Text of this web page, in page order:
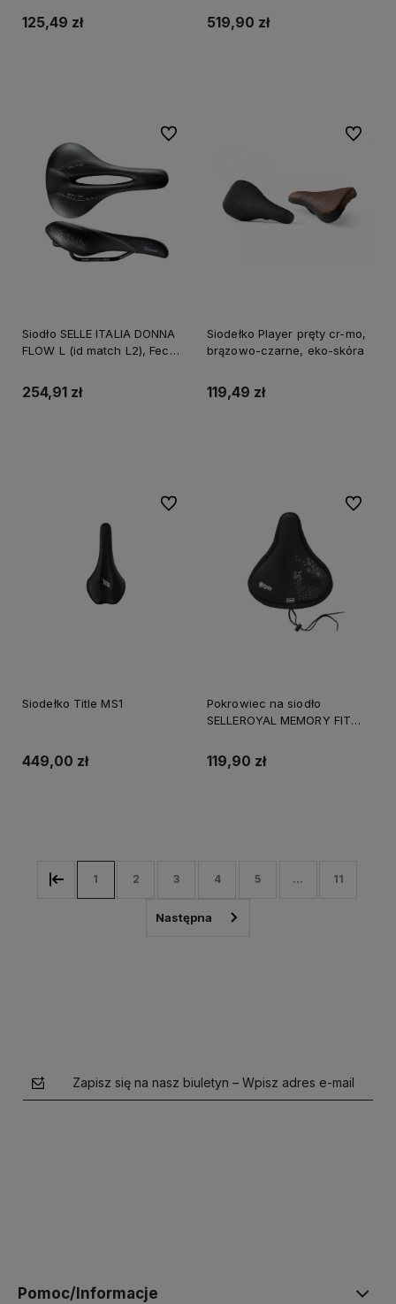
125,49 zł
Tek, Light Gel, 310g (NEW)
519,90 zł
Siodło SELLE ITALIA DONNA
FLOW L (id match L2), Fec
Gel, 345g (NEW)
254,91 zł
Do ulubionych
Siodełko Player pręty cr-mo,
brązowo-czarne, eko-skóra
119,49 zł
Do
Siodełko Title MS1
449,00 zł
Do ulubionych
Pokrowiec na siodło
SELLEROYAL MEMORY FIT
(NEW 2023)
119,90 zł
Do
1 2 3 4 5 ... 11
Zapisz się na nasz biuletyn – Wpisz adres e-mail
Pomoc/Informacje